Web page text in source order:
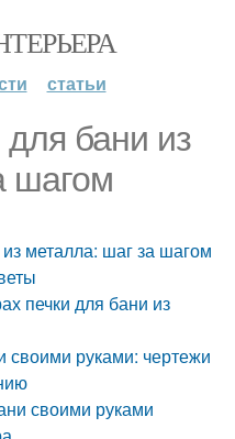
статьи
бани из
шагом
металла: шаг за шагом
печки для бани из
руками: чертежи
своими руками